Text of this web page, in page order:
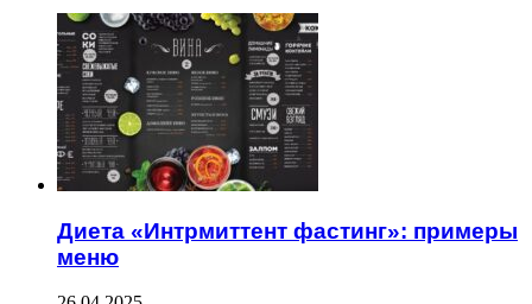
Диета «Интрмиттент фастинг»: примеры
меню